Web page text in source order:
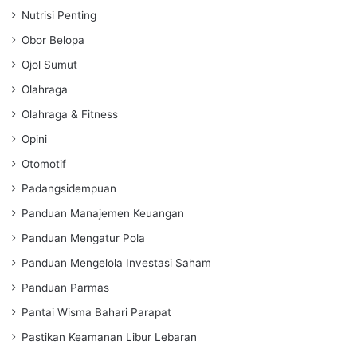
Nutrisi Penting
Obor Belopa
Ojol Sumut
Olahraga
Olahraga & Fitness
Opini
Otomotif
Padangsidempuan
Panduan Manajemen Keuangan
Panduan Mengatur Pola
Panduan Mengelola Investasi Saham
Panduan Parmas
Pantai Wisma Bahari Parapat
Pastikan Keamanan Libur Lebaran